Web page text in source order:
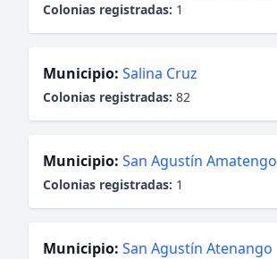
Colonias registradas: 1
Municipio: Salina Cruz
Colonias registradas: 82
Municipio: San Agustín Amatengo
Colonias registradas: 1
Municipio: San Agustín Atenango